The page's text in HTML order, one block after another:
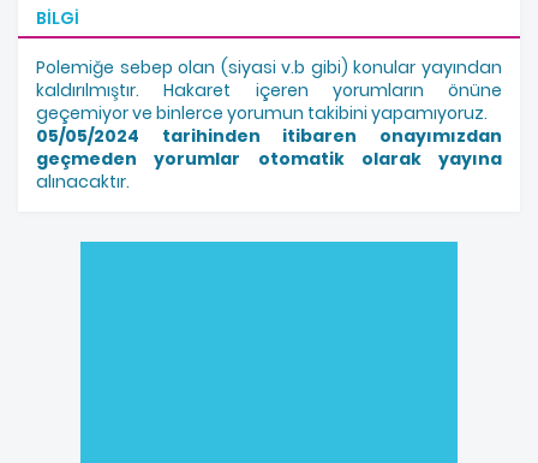
BILGI
Polemiğe sebep olan (siyasi v.b gibi) konular yayından
kaldırılmıştır. Hakaret içeren yorumların önüne
geçemiyor ve binlerce yorumun takibini yapamıyoruz.
05/05/2024 tarihinden itibaren onayımızdan
geçmeden yorumlar otomatik olarak yayına
alınacaktır.